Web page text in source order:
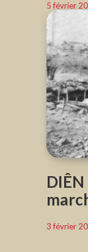
5 février
3 février